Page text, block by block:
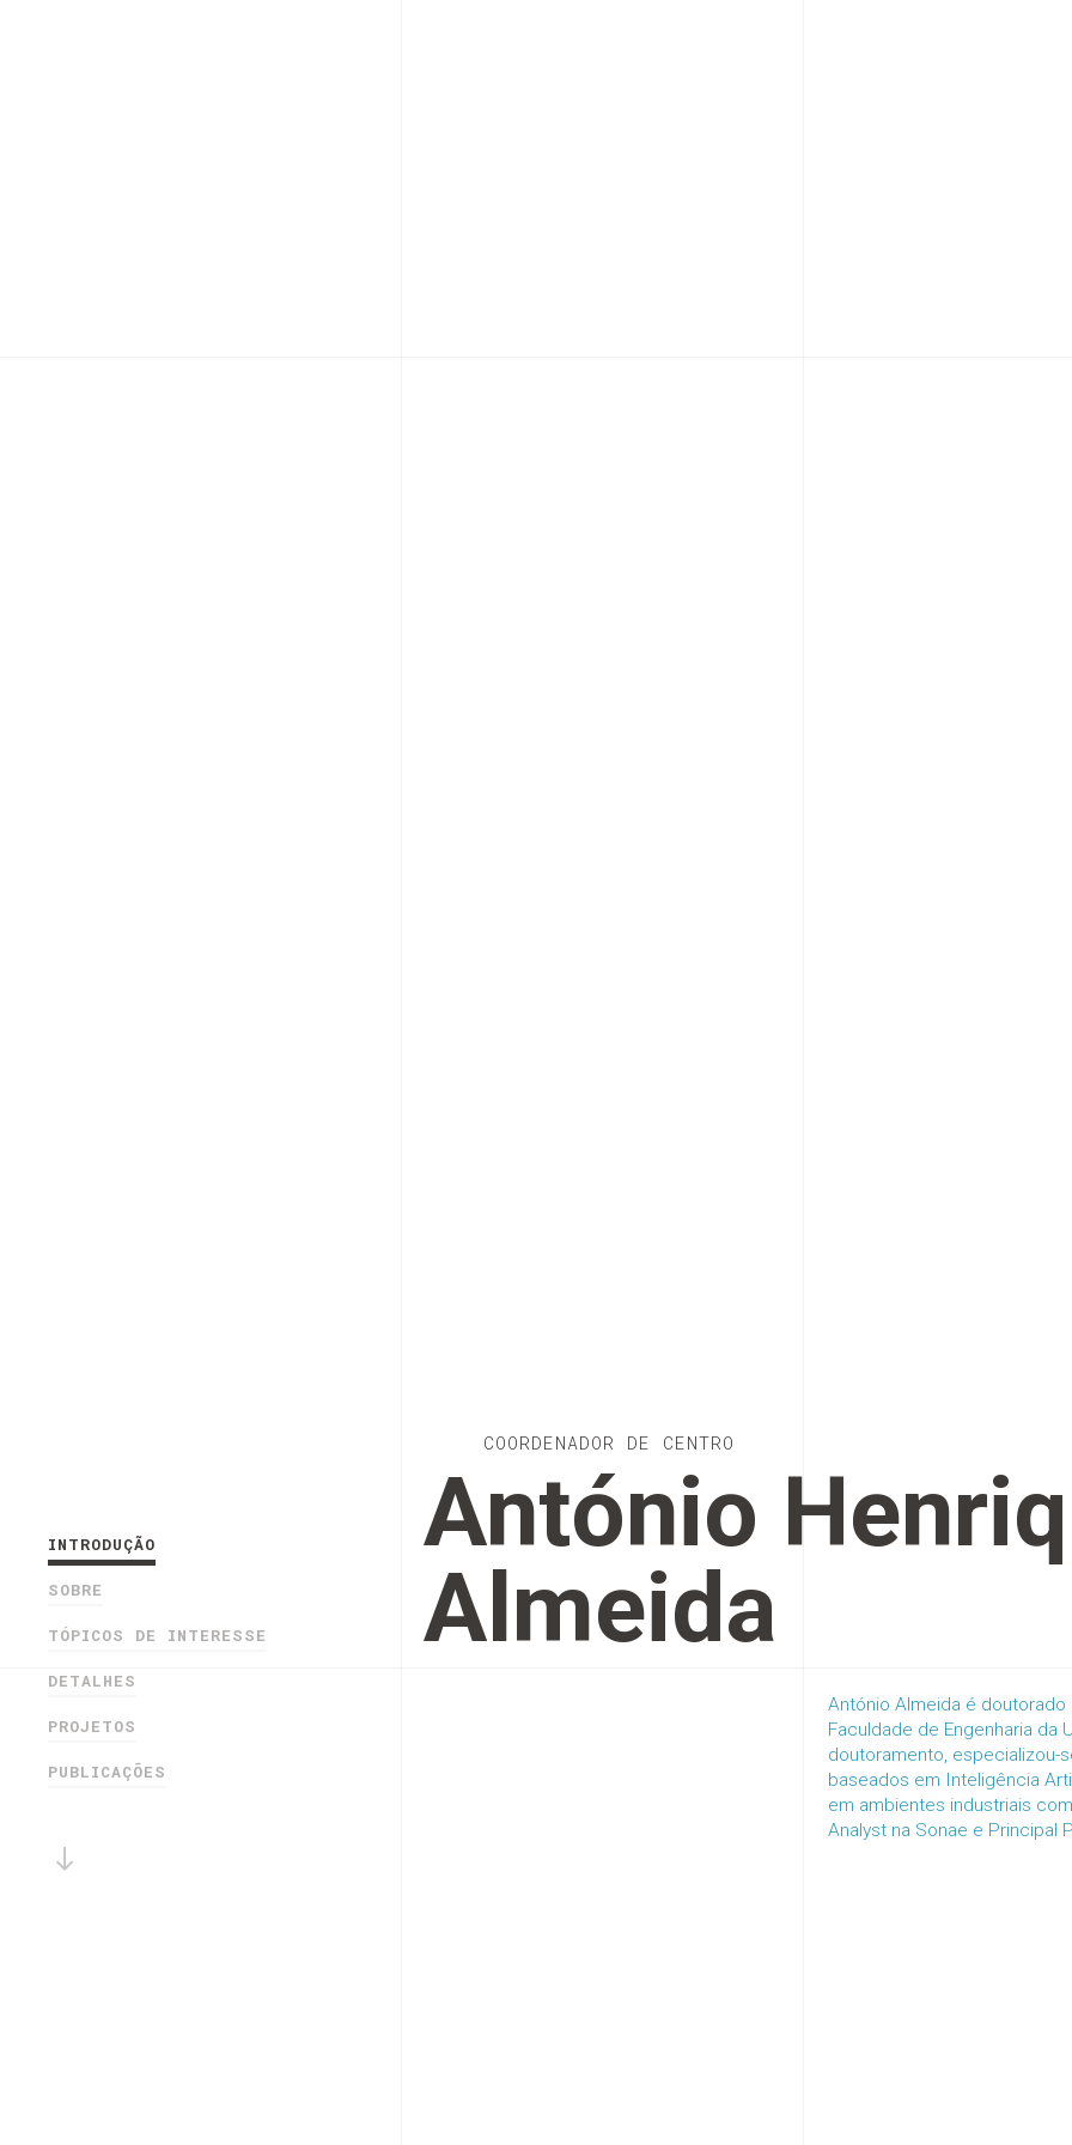
COORDENADOR DE CENTRO
António
Almeida
António Almeida é doutorado
Faculdade de Engenharia da
doutoramento, especializou-
baseados em Inteligência
em ambientes industriais
Analyst na Sonae e Principal
INTRODUÇÃO
SOBRE
TÓPICOS DE INTERESSE
DETALHES
PROJETOS
PUBLICAÇÕES